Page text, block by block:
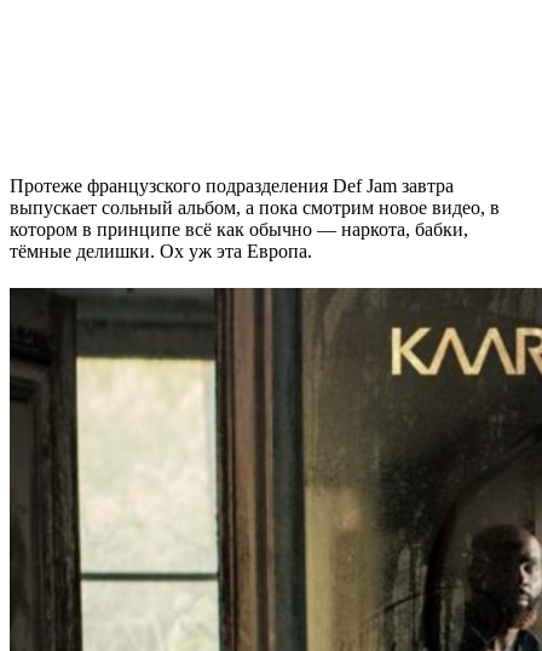
Протеже французского подразделения Def Jam завтра
выпускает сольный альбом, а пока смотрим новое видео, в
котором в принципе всё как обычно — наркота, бабки,
тёмные делишки. Ох уж эта Европа.